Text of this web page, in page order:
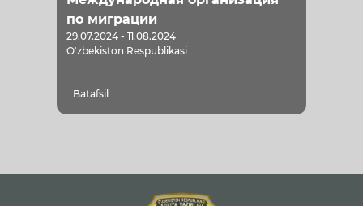
по миграции
29.07.2024 - 11.08.2024
O'zbekiston Respublikasi
Batafsil